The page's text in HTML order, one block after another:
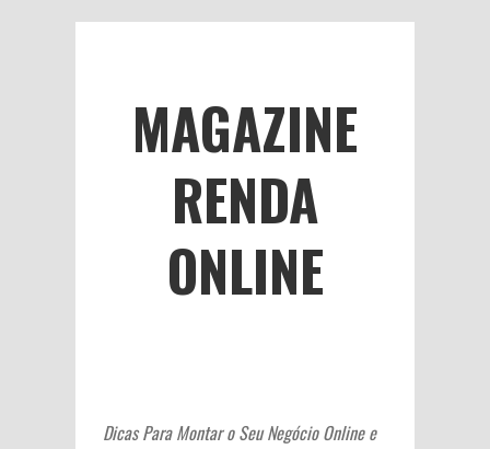
MAGAZINE
RENDA
ONLINE
Dicas Para Montar o Seu Negócio Online e